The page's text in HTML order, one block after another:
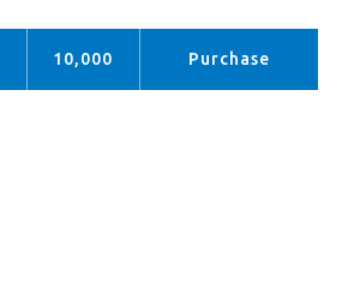
10,000 Purchase